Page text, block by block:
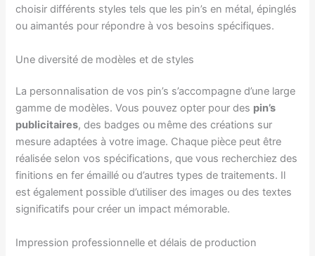
choisir différents styles tels que les pin’s en métal, épinglés
ou aimantés pour répondre à vos besoins spécifiques.
Une diversité de modèles et de styles
La personnalisation de vos pin’s s’accompagne d’une large
gamme de modèles. Vous pouvez opter pour des pin’s
publicitaires, des badges ou même des créations sur
mesure adaptées à votre image. Chaque pièce peut être
réalisée selon vos spécifications, que vous recherchiez des
finitions en fer émaillé ou d’autres types de traitements. Il
est également possible d’utiliser des images ou des textes
significatifs pour créer un impact mémorable.
Impression professionnelle et délais de production